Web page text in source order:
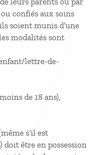
confiés aux soins
soient munis d’une
modalités sont
lettre-de-
de 18 ans),
s’il est
doit être en possession